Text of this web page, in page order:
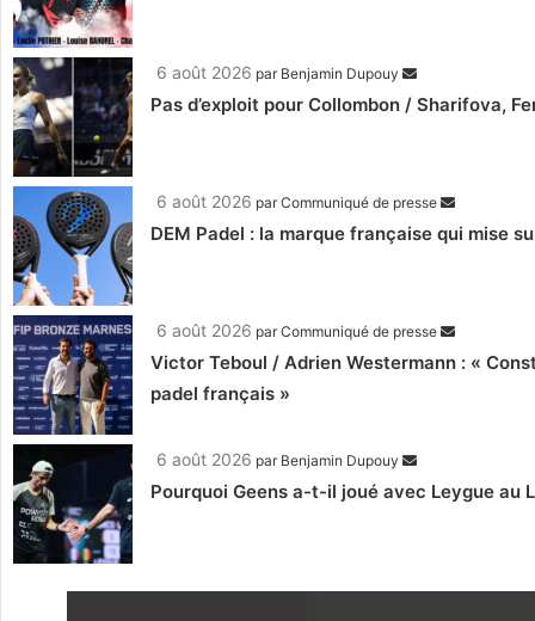
6 août 2026 par Benjamin Dupouy
Pas d’exploit pour Collombon / Sharifova,
6 août 2026 parCommuniqué de presse
DEM Padel : la marque française qui mise
6 août 2026 parCommuniqué de presse
Victor Teboul / Adrien Westermann : «
padel français »
6 août 2026 par Benjamin Dupouy
Pourquoi Geens a-t-il joué avec Leygue au